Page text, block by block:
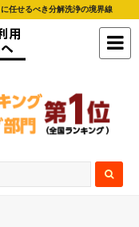
任せるべき分解洗浄の境界線